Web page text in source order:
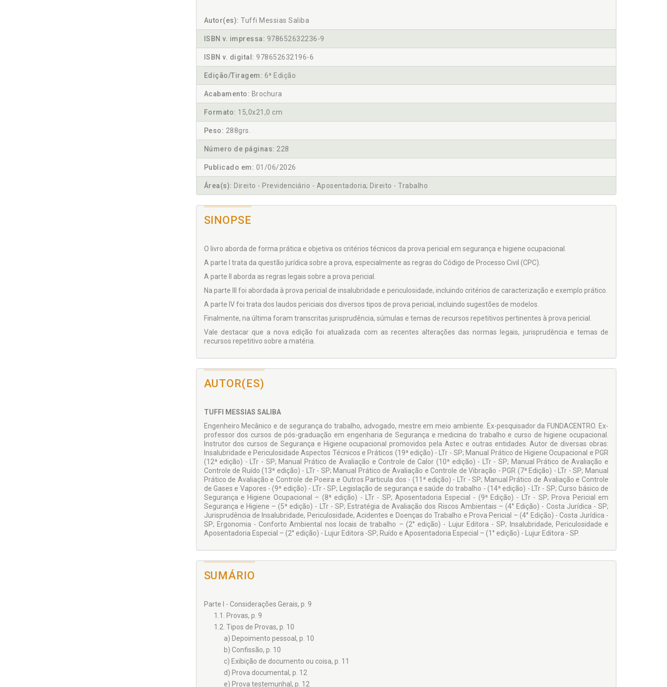
Autor(es): Tuffi Messias Saliba
ISBN v. impressa: 978652632236-9
ISBN v. digital: 978652632196-6
Edição/Tiragem: 6ª Edição
Acabamento: Brochura
Formato: 15,0x21,0 cm
Peso: 288grs.
Número de páginas: 228
Publicado em: 01/06/2026
Área(s): Direito - Previdenciário - Aposentadoria; Direito - Trabalho
SINOPSE
O livro aborda de forma prática e objetiva os critérios técnicos da prova pericial em segurança e higiene ocupacional.
A parte I trata da questão jurídica sobre a prova, especialmente as regras do Código de Processo Civil (CPC).
A parte II aborda as regras legais sobre a prova pericial.
Na parte III foi abordada à prova pericial de insalubridade e periculosidade, incluindo critérios de caracterização e exemplo prático.
A parte IV foi trata dos laudos periciais dos diversos tipos de prova pericial, incluindo sugestões de modelos.
Finalmente, na última foram transcritas jurisprudência, súmulas e temas de recursos repetitivos pertinentes à prova pericial.
Vale destacar que a nova edição foi atualizada com as recentes alterações das normas legais, jurisprudência e temas de
recursos repetitivo sobre a matéria.
AUTOR(ES)
TUFFI MESSIAS SALIBA
Engenheiro Mecânico e de segurança do trabalho, advogado, mestre em meio ambiente. Ex-pesquisador da FUNDACENTRO. Ex-
professor dos cursos de pós-graduação em engenharia de Segurança e medicina do trabalho e curso de higiene ocupacional.
Instrutor dos cursos de Segurança e Higiene ocupacional promovidos pela Astec e outras entidades. Autor de diversas obras:
Insalubridade e Periculosidade Aspectos Técnicos e Práticos (19ª edição) - LTr - SP; Manual Prático de Higiene Ocupacional e PGR
(12ª edição) - LTr - SP; Manual Prático de Avaliação e Controle de Calor (10ª edição) - LTr - SP; Manual Prático de Avaliação e
Controle de Ruído (13ª edição) - LTr - SP; Manual Prático de Avaliação e Controle de Vibração - PGR (7ª Edição) - LTr - SP; Manual
Prático de Avaliação e Controle de Poeira e Outros Particula dos - (11ª edição) - LTr - SP; Manual Prático de Avaliação e Controle
de Gases e Vapores - (9ª edição) - LTr - SP; Legislação de segurança e saúde do trabalho - (14ª edição) - LTr - SP; Curso básico de
Segurança e Higiene Ocupacional – (8ª edição) - LTr - SP; Aposentadoria Especial - (9ª Edição) - LTr - SP; Prova Pericial em
Segurança e Higiene – (5ª edição) - LTr - SP; Estratégia de Avaliação dos Riscos Ambientais – (4° Edição) - Costa Jurídica - SP;
Jurisprudência de Insalubridade, Periculosidade, Acidentes e Doenças do Trabalho e Prova Pericial – (4° Edição) - Costa Jurídica -
SP; Ergonomia - Conforto Ambiental nos locais de trabalho – (2° edição) - Lujur Editora - SP; Insalubridade, Periculosidade e
Aposentadoria Especial – (2° edição) - Lujur Editora -SP; Ruído e Aposentadoria Especial – (1° edição) - Lujur Editora - SP.
SUMÁRIO
Parte I - Considerações Gerais, p. 9
1.1. Provas, p. 9
1.2. Tipos de Provas, p. 10
a) Depoimento pessoal, p. 10
b) Confissão, p. 10
c) Exibição de documento ou coisa, p. 11
d) Prova documental, p. 12
e) Prova testemunhal, p. 12